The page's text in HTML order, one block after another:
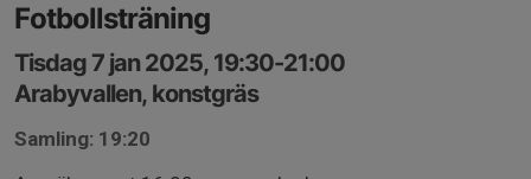
Fotbollsträning
Tisdag 7 jan 2025, 19:30-21:00
Arabyvallen, konstgräs
Samling: 19:20